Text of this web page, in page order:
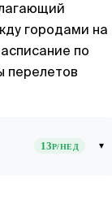
городами на
по
перелетов
13Р/НЕД ▾